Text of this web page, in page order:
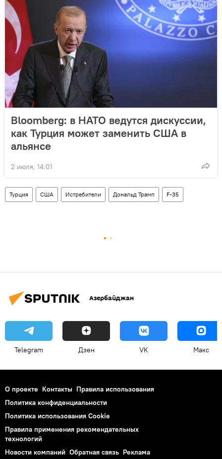
Bloomberg: в НАТО ведутся дискуссии,
как Турция может заменить США в
альянсе
2 июля, 14:01
Турция США Истребители Дональд Трамп F-35
Азербайджан
Telegram Дзен VK Макс
О проекте Контакты Правила использования
Политика конфиденциальности
Политика использования Cookie
Правила применения рекомендательных
технологий
Новости компаний Обратная связь Реклама